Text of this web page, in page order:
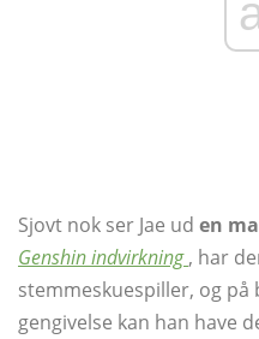
Sjovt nok ser Jae ud en
Genshin indvirkning , har
stemmeskuespiller, og
gengivelse kan han have